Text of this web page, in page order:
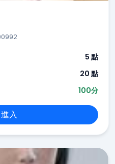
5 點
20 點
100分
入